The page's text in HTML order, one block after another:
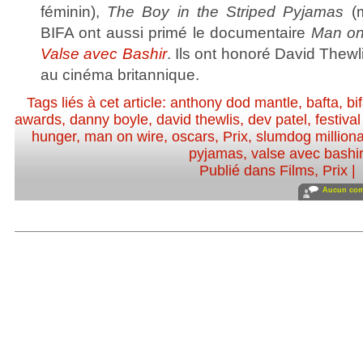
féminin), The Boy in the Striped Pyjamas
BIFA ont aussi primé le documentaire Man
Valse avec Bashir. Ils ont honoré David
au cinéma britannique.
Tags liés à cet article:anthony dod mantle, bafta,
awards,danny boyle,david thewlis,dev patel ,
hunger, man on wire, oscars, Prix, slumdog
pyjamas, valse avec bashir
Publié dans Films, Prix
Aucun